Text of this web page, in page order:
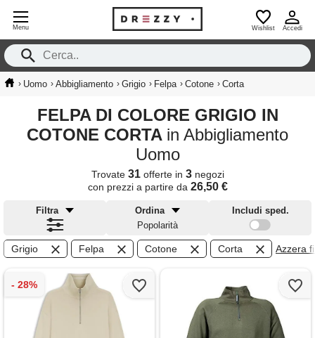
Menu Wishlist Accedi
› Uomo › Abbigliamento › Grigio › Felpa › Cotone › Corta
FELPA DI COLORE GRIGIO IN
COTONE CORTA in Abbigliamento
Uomo
Trovate 31offerte in 3negozi
con prezzi a partire da 26,50 €
Filtra
Ordina
Popolarità
Includi sped.
Grigio Felpa Cotone Corta Azzera